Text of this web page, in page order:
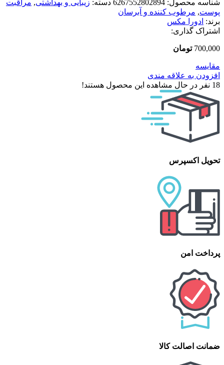
شناسه محصول: 6267552802894 دسته: زیبایی و بهداشتی, مراقبت
پوست, مرطوب کننده و آبرسان
برند: ادورا مکس
اشتراک گذاری:
700,000 تومان
مقایسه
افزودن به علاقه مندی
18 نفر در حال مشاهده این محصول هستند!
تحویل اکسپرس
پرداخت امن
ضمانت اصالت کالا